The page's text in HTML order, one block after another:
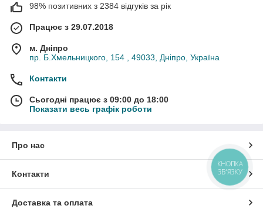
98% позитивних з 2384 відгуків за рік
Працює з 29.07.2018
м. Дніпро
пр. Б.Хмельницкого, 154 , 49033, Дніпро, Україна
Контакти
Сьогодні працює з 09:00 до 18:00
Показати весь графік роботи
Про нас
Контакти
Доставка та оплата
КНОПКА
ЗВ'ЯЗКУ